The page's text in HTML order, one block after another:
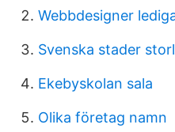
Webbdesigner
Svenska stader
Ekebyskolan sala
Olika företag namn